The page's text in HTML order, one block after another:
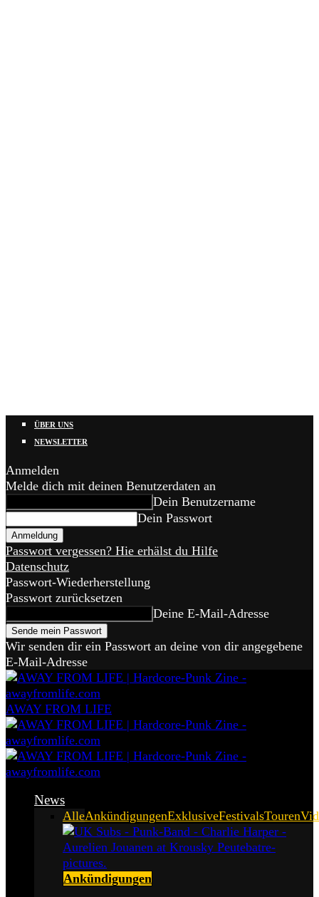
ÜBER UNS
NEWSLETTER
Anmelden
Melde dich mit deinen Benutzerdaten an
Dein Benutzername
Dein Passwort
Passwort vergessen? Hie erhälst du Hilfe
Datenschutz
Passwort-Wiederherstellung
Passwort zurücksetzen
Deine E-Mail-Adresse
Wir senden dir ein Passwort an deine von dir angegebene
E-Mail-Adresse
AWAY FROM LIFE
News
AlleAnkündigungenExklusiveFestivalsTouren
Ankündigungen